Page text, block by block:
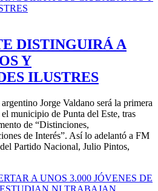
DISTINGUIRÁ A
Y
ILUSTRES
Jorge Valdano será la primera
municipio de Punta del Este, tras
de “Distinciones,
de Interés”. Así lo adelantó a FM
Partido Nacional, Julio Pintos,